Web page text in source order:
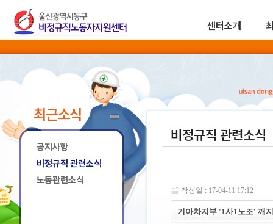
센터소개
최근소식
공지사항
비정규직 관련소식
노동관련소식
비정규직 관련소식
작성일 : 17-04-11 17:12
기아차지부 '1사1노조' 깨